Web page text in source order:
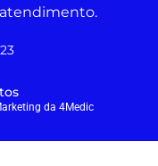
da 4Medic